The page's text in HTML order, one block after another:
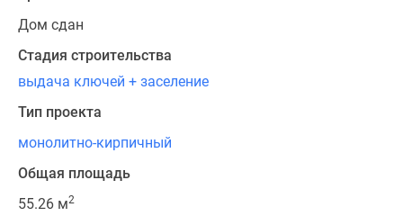
Дом сдан
Стадия строительства
выдача ключей + заселение
Тип проекта
монолитно-кирпичный
Общая площадь
55.26 м2